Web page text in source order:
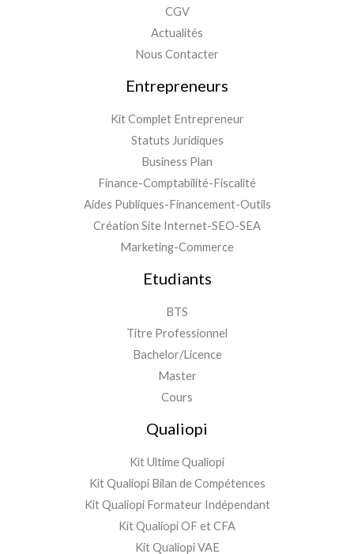
CGV
Actualités
Nous Contacter
Entrepreneurs
Kit Complet Entrepreneur
Statuts Juridiques
Business Plan
Finance-Comptabilité-Fiscalité
Aides Publiques-Financement-Outils
Création Site Internet-SEO-SEA
Marketing-Commerce
Etudiants
BTS
Titre Professionnel
Bachelor/Licence
Master
Cours
Qualiopi
Kit Ultime Qualiopi
Kit Qualiopi Bilan de Compétences
Kit Qualiopi Formateur Indépendant
Kit Qualiopi OF et CFA
Kit Qualiopi VAE